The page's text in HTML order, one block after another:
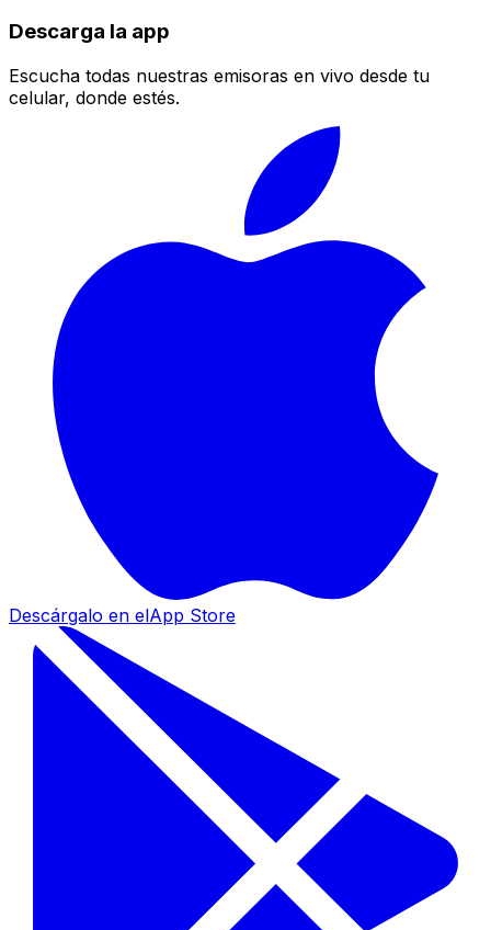
Descarga la app
Escucha todas nuestras emisoras en vivo desde tu
celular, donde estés.
Descárgalo en elApp Store